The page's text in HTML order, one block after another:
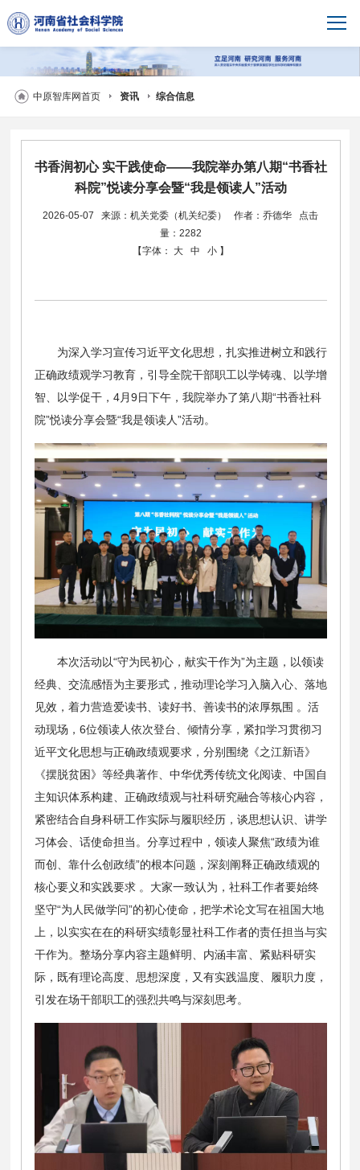
中原智库网首页 资讯 综合信息
书香润初心 实干践使命——我院举办第八期“书香社
科院”悦读分享会暨“我是领读人”活动
2026-05-07 来源：机关党委（机关纪委） 作者：乔德华
点击
量：2282
【字体：
大 中 小 】
为深入学习宣传习近平文化思想，扎实推进树立和践行
正确政绩观学习教育，引导全院干部职工以学铸魂、以学增
智、以学促干，4月9日下午，我院举办了第八期“书香社科
院”悦读分享会暨“我是领读人”活动。
本次活动以“守为民初心，献实干作为”为主题，以领读
经典、交流感悟为主要形式，推动理论学习入脑入心、落地
见效，着力营造爱读书、读好书、善读书的浓厚氛围 。活
动现场，6位领读人依次登台、倾情分享，紧扣学习贯彻习
近平文化思想与正确政绩观要求，分别围绕《之江新语》
《摆脱贫困》等经典著作、中华优秀传统文化阅读、中国自
主知识体系构建、正确政绩观与社科研究融合等核心内容，
紧密结合自身科研工作实际与履职经历，谈思想认识、讲学
习体会、话使命担当。分享过程中，领读人聚焦“政绩为谁
而创、靠什么创政绩”的根本问题，深刻阐释正确政绩观的
核心要义和实践要求 。大家一致认为，社科工作者要始终
坚守“为人民做学问”的初心使命，把学术论文写在祖国大地
上，以实实在在的科研实绩彰显社科工作者的责任担当与实
干作为。整场分享内容主题鲜明、内涵丰富、紧贴科研实
际，既有理论高度、思想深度，又有实践温度、履职力度，
引发在场干部职工的强烈共鸣与深刻思考。